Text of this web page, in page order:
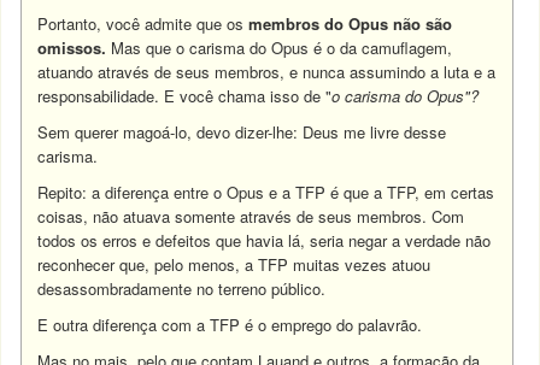
Portanto, você admite que osmembros do Opus não são
omissos. Mas que o carisma do Opus é o da camuflagem,
atuando através de seus membros, e nunca assumindo a luta e a
responsabilidade. E você chama isso de "o carisma do Opus"?
Sem querer magoá-lo, devo dizer-lhe: Deus me livre desse
carisma.
Repito: a diferença entre o Opus e a TFP é que a TFP, em certas
coisas, não atuava somente através de seus membros. Com
todos os erros e defeitos que havia lá, seria negar a verdade não
reconhecer que, pelo menos, a TFP muitas vezes atuou
desassombradamente no terreno público.
E outra diferença com a TFP é o emprego do palavrão.